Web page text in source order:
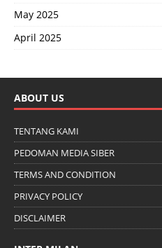
May 2025
April 2025
ABOUT US
TENTANG KAMI
PEDOMAN MEDIA SIBER
TERMS AND CONDITION
PRIVACY POLICY
DISCLAIMER